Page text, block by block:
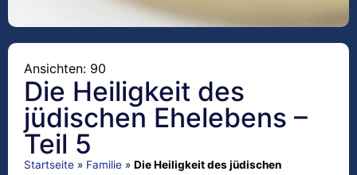
Ansichten: 90
Die Heiligkeit des
jüdischen Ehelebens –
Teil 5
Startseite » Familie » Die Heiligkeit des jüdischen